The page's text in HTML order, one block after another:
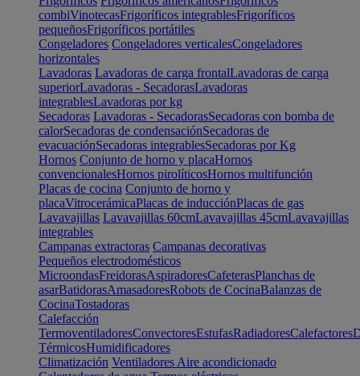
combiVinotecasFrigoríficos integrablesFrigoríficos
pequeñosFrigoríficos portátiles
Congeladores Congeladores verticalesCongeladores
horizontales
Lavadoras Lavadoras de carga frontalLavadoras de carga
superiorLavadoras - SecadorasLavadoras
integrablesLavadoras por kg
Secadoras Lavadoras - SecadorasSecadoras con bomba de
calorSecadoras de condensaciónSecadoras de
evacuaciónSecadoras integrablesSecadoras por Kg
Hornos Conjunto de horno y placaHornos
convencionalesHornos pirolíticosHornos multifunción
Placas de cocina Conjunto de horno y
placaVitrocerámicaPlacas de inducciónPlacas de gas
Lavavajillas Lavavajillas 60cmLavavajillas 45cmLavavajillas
integrables
Campanas extractoras Campanas decorativas
Pequeños electrodomésticos
MicroondasFreidorasAspiradoresCafeterasPlanchas de
asarBatidorasAmasadoresRobots de CocinaBalanzas de
CocinaTostadoras
Calefacción
TermoventiladoresConvectoresEstufasRadiadoresCalefactores
TérmicosHumidificadores
Climatización Ventiladores Aire acondicionado